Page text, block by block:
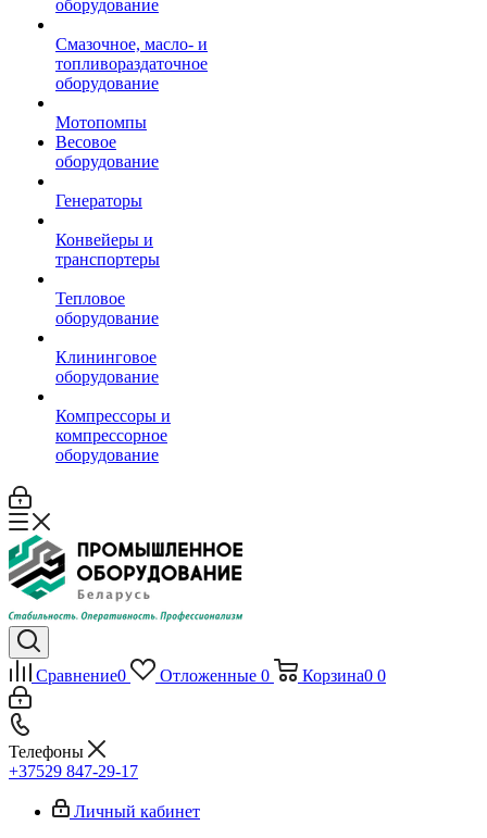
оборудование
Смазочное, масло- и
топливораздаточное
оборудование
Мотопомпы
Весовое
оборудование
Генераторы
Конвейеры и
транспортеры
Тепловое
оборудование
Клининговое
оборудование
Компрессоры и
компрессорное
оборудование
Сравнение0 Отложенные 0 Корзина0 0
Телефоны
+37529 847-29-17‬
Личный кабинет